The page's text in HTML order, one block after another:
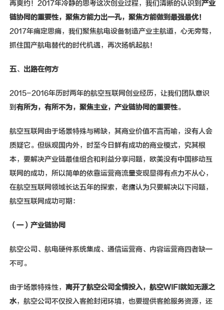
再爽约！2017年冷静的思考这次创业过程，我们清晰的认识到产业
链协同的重要性，聚焦方能力出一孔，聚焦方能做到最强最优！
2017年痛定思痛，我们聚焦航电设备制造产业主航道，心无旁骛，
抓住国产航电替代的时代机遇，再次扬帆起航！
五、 出路在何方
2015-2016年历时两年的航空互联网创业经历，让我们团队意识
到有所为，有所不为，聚焦主业，产业链协同的重要性。
航空互联网由于场景特殊与稀缺，其商业价值不言而喻，没有人会
质疑它。但纵观国内外，时至今日鲜有成功的商业模式，究其根
本，要解决产业链最佳组合和利益分享问题，欧美没有中国移动互
联网的成功，所以简单的依靠运营商流量变现显得有点力不从心，
在航空互联网领域长达五年的探索，老鹰认为只要解决以下问题，
航空互联网成功可期：
（一）产业链协同
航空公司、航电硬件系统集成、通信运营商、内容运营商四者缺一
不可。
由于场景特殊性， 离开了航空公司全情投入，航空WIFI 就如无源之
水，航空公司不仅投入客舱封闭环境，也要提供客舱服务资源，还